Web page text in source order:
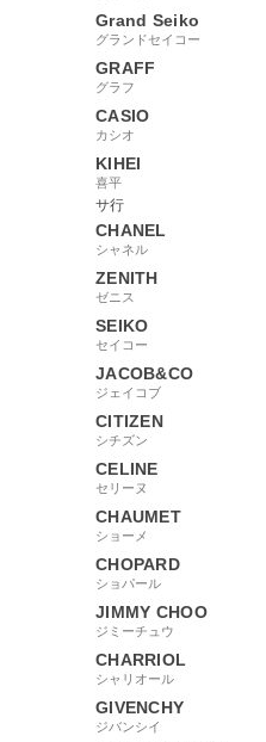
Grand Seiko
グランドセイコー
GRAFF
グラフ
CASIO
カシオ
KIHEI
喜平
サ行
CHANEL
シャネル
ZENITH
ゼニス
SEIKO
セイコー
JACOB&CO
ジェイコブ
CITIZEN
シチズン
CELINE
セリーヌ
CHAUMET
ショーメ
CHOPARD
ショパール
JIMMY CHOO
ジミーチュウ
CHARRIOL
シャリオール
GIVENCHY
ジバンシイ